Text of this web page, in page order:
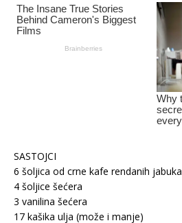
SASTOJCI
6 šoljica od crne kafe rendanih jabuka
4 šoljice šećera
3 vanilina šećera
17 kašika ulja (može i manje)